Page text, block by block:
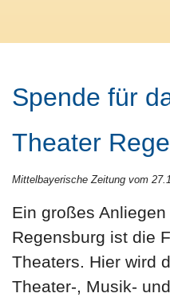
Spende für
Theater
Mittelbayerische Zeitung vom
Ein großes
Regensburg ist die
Theaters. Hier wird
Theater-, Musik-